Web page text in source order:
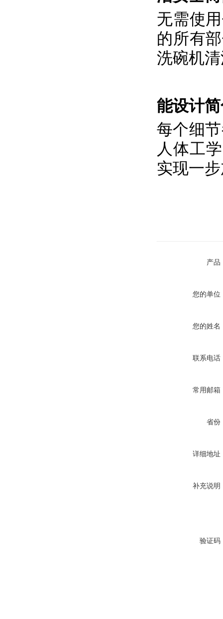
无需使
的所有
洗碗机
能设计
每个细
人体工
实现一
产品
您的单位
您的姓名
联系电话
常用邮箱
省份
详细地址
补充说明
验证码